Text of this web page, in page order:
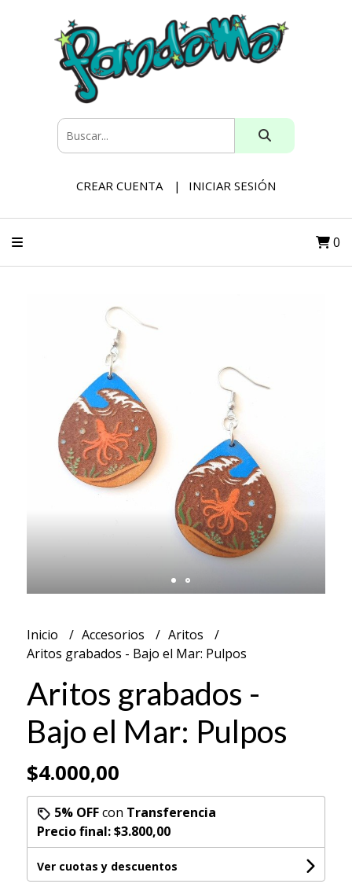
CREAR CUENTA INICIAR SESIÓN
0
Inicio Accesorios
Aritos
Aritos grabados - Bajo el Mar: Pulpos
Aritos grabados -
Bajo el Mar: Pulpos
$4.000,00
5% OFFcon Transferencia
Precio final:$3.800,00
Ver cuotas y descuentos